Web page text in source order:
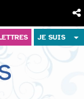
JE SUIS